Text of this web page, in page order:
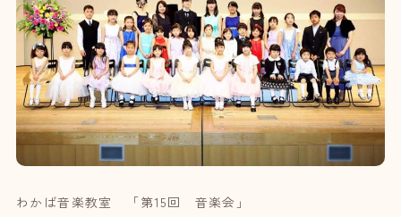
わかば音楽教室 「第15回 音楽会」